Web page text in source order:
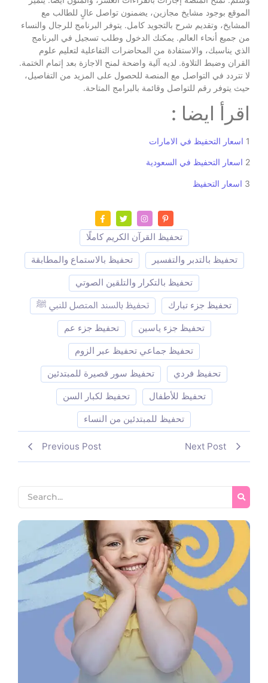
الموقع بوجود مشايخ مجازين، يضمنون تواصل عالٍ للطالب مع
المشايخ، وتقديم شرح بالتجويد كامل. يتوفر البرنامج للرجال والنساء
من جميع أنحاء العالم. يمكنك الدخول وطلب تسجيل في البرنامج
الذي يناسبك، والاستفادة من المحاضرات التفاعلية لتعليم علوم
القران وضبط التلاوة. لديه آلية واضحة لمنح الاجازة بعد إتمام الختمة.
لا تتردد في التواصل مع المنصة للحصول على المزيد من التفاصيل،
حيث يتوفر رقم للتواصل وقائمة بالبرامج المتاحة.
اقرأ ايضا :
1 اسعار التحفيظ في الامارات
2 اسعار التحفيظ في السعودية
3 اسعار التحفيظ
تحفيظ القرآن الكريم كاملًا
تحفيظ بالاستماع والمطابقة
تحفيظ بالتدبر والتفسير
تحفيظ بالتكرار والتلقين الصوتي
تحفيظ بالسند المتصل للنبي ﷺ
تحفيظ جزء تبارك
تحفيظ جزء عم
تحفيظ جزء ياسين
تحفيظ جماعي تحفيظ عبر الزوم
تحفيظ سور قصيرة للمبتدئين
تحفيظ فردي
تحفيظ لكبار السن
تحفيظ للأطفال
تحفيظ للمبتدئين من النساء
Previous Post Next Post